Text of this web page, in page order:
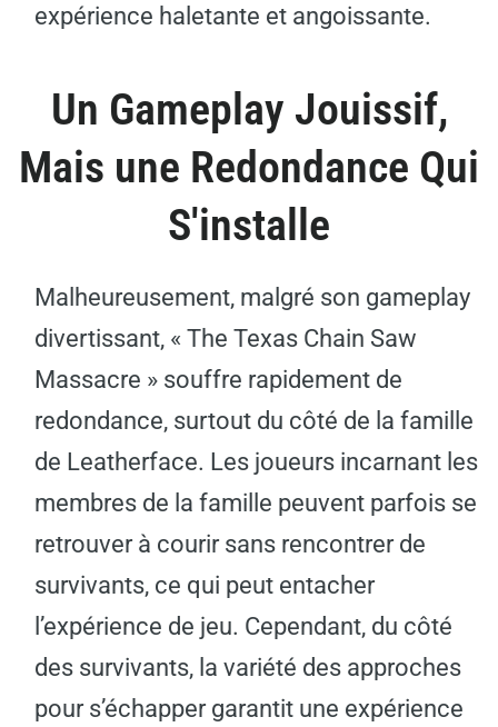
expérience haletante et angoissante.
Un Gameplay Jouissif,
Mais une Redondance Qui
S'installe
Malheureusement, malgré son gameplay
divertissant, « The Texas Chain Saw
Massacre » souffre rapidement de
redondance, surtout du côté de la famille
de Leatherface. Les joueurs incarnant les
membres de la famille peuvent parfois se
retrouver à courir sans rencontrer de
survivants, ce qui peut entacher
l’expérience de jeu. Cependant, du côté
des survivants, la variété des approches
pour s’échapper garantit une expérience